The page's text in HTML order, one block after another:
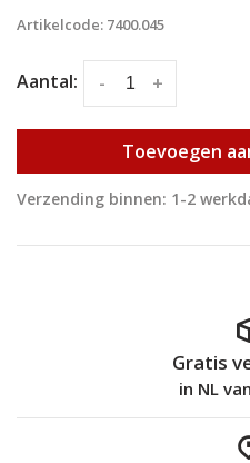
Artikelcode: 7400.045
Aantal: +
-
Toevoegen
Verzending binnen: 1-2
Gratis
in NL